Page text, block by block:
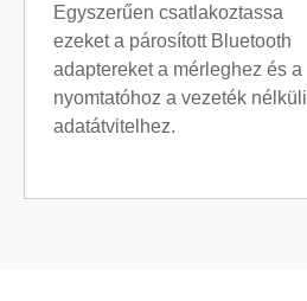
Egyszerűen csatlakoztassa
ezeket a párosított Bluetooth
adaptereket a mérleghez és a
nyomtatóhoz a vezeték nélküli
adatátvitelhez.